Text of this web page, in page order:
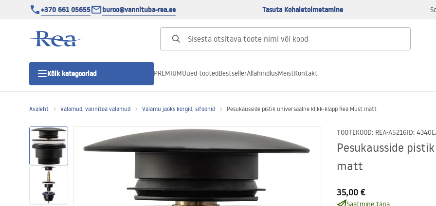
+370 661 05655 buroo@vannituba-rea.ee Tasuta Kohaletoimetamine
Kõik kategooriad
Duši uks
Lineaarne duši äravool
PREMIUMUued tootedBestsellerAllahindlusMeistKontakt
Avaleht Valamud, vannitoa valamud Valamu jaoks korgid, sifoonid Pesukausside pistik universaalne klikk-klapp Rea Must matt
TOOTEKOOD: REA-A5216ID: 4340
Pesukausside
matt
35,00 €
Saatmine täna.